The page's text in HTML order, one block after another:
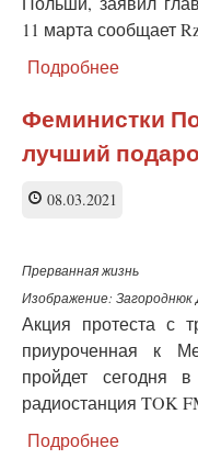
11 марта сообщает
Подробнее
пары
не
смогут
Феминистки
лучший
08.03.2021
Прерванная жизнь
Изображение:
Акция протеста с
приуроченная к
пройдет сегодня
радиостанция TOK
Подробнее